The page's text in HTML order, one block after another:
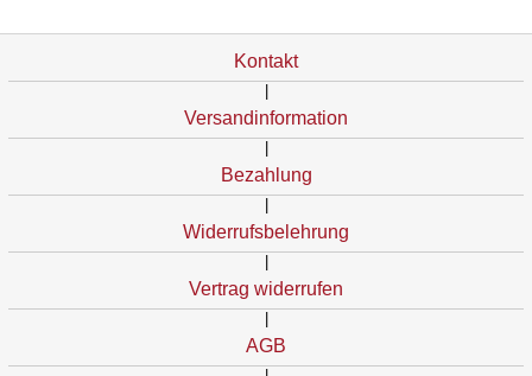
Kontakt
Versandinformation
Bezahlung
Widerrufsbelehrung
Vertrag widerrufen
AGB